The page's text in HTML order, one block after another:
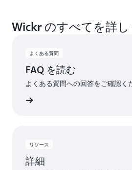
完全に管理しながら、外部の利
Wickr のすべてを詳し
よくある質問
FAQ を読む
よくある質問への回答をご確認く
リソース
詳細